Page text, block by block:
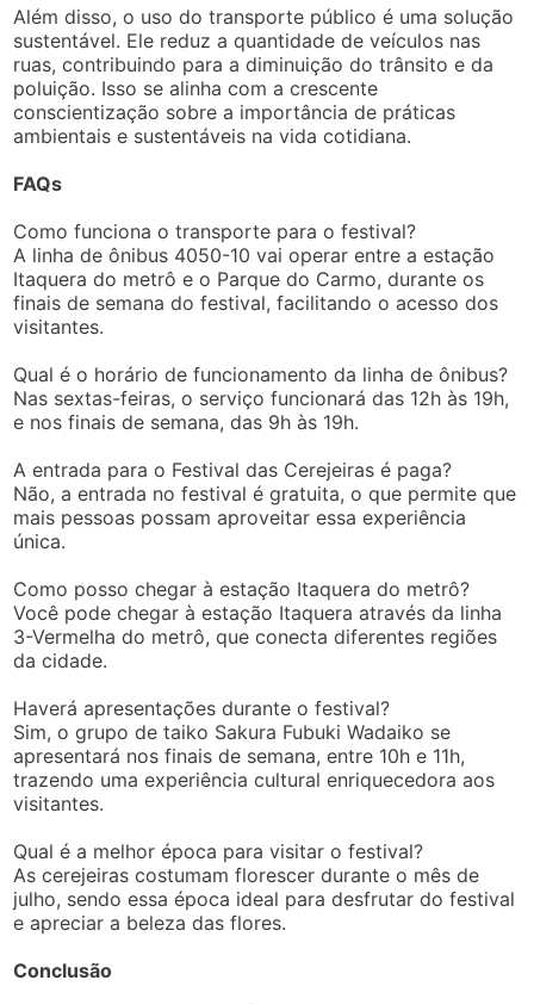
Além disso, o uso do transporte público é uma solução
sustentável. Ele reduz a quantidade de veículos nas
ruas, contribuindo para a diminuição do trânsito e da
poluição. Isso se alinha com a crescente
conscientização sobre a importância de práticas
ambientais e sustentáveis na vida cotidiana.
FAQs
Como funciona o transporte para o festival?
A linha de ônibus 4050-10 vai operar entre a estação
Itaquera do metrô e o Parque do Carmo, durante os
finais de semana do festival, facilitando o acesso dos
visitantes.
Qual é o horário de funcionamento da linha de ônibus?
Nas sextas-feiras, o serviço funcionará das 12h às 19h,
e nos finais de semana, das 9h às 19h.
A entrada para o Festival das Cerejeiras é paga?
Não, a entrada no festival é gratuita, o que permite que
mais pessoas possam aproveitar essa experiência
única.
Como posso chegar à estação Itaquera do metrô?
Você pode chegar à estação Itaquera através da linha
3-Vermelha do metrô, que conecta diferentes regiões
da cidade.
Haverá apresentações durante o festival?
Sim, o grupo de taiko Sakura Fubuki Wadaiko se
apresentará nos finais de semana, entre 10h e 11h,
trazendo uma experiência cultural enriquecedora aos
visitantes.
Qual é a melhor época para visitar o festival?
As cerejeiras costumam florescer durante o mês de
julho, sendo essa época ideal para desfrutar do festival
e apreciar a beleza das flores.
Conclusão